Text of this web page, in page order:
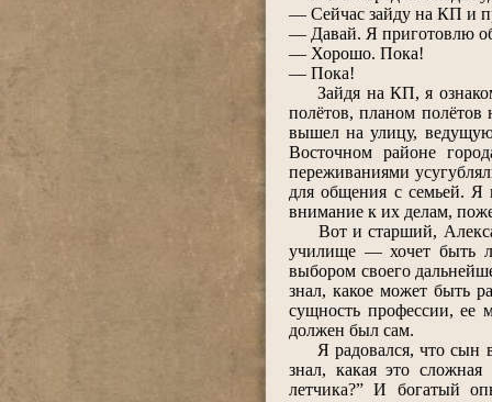
― Сейчас зайду на КП и
― Давай. Я приготовлю
― Хорошо. Пока!
― Пока!
Зайдя на КП, я
полётов, планом
вышел на улицу,
Восточном районе
переживаниями
для общения с семьей. Я
внимание к их делам,
Вот и старший,
училище ― хочет быть
выбором своего
знал, какое может быть
сущность профессии, ее
должен был сам.
Я радовался, что сын
знал, какая это
летчика?” И богатый